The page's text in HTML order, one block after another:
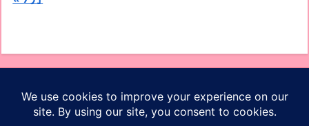
オッケーブログ